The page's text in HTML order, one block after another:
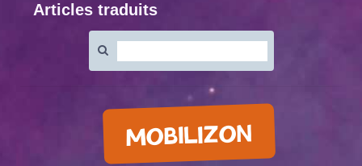
Articles traduits
:
MOBILIZON